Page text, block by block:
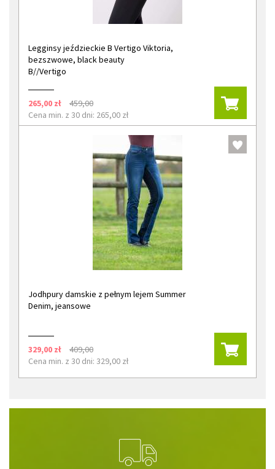
Legginsy jeździeckie B Vertigo Viktoria,
bezszwowe, black beauty
B//Vertigo
265,00 zł
459,00
Cena min. z 30 dni: 265,00 zł
Jodhpury damskie z pełnym lejem Summer
Denim, jeansowe
329,00 zł
409,00
Cena min. z 30 dni: 329,00 zł